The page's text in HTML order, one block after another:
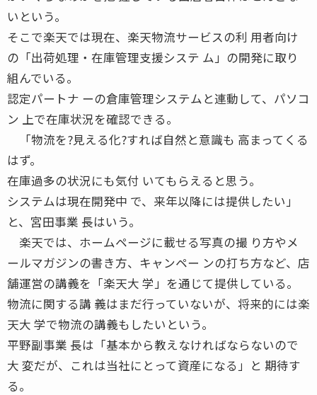
いという。
そこで楽天では現在、楽天物流サービスの利 用者向け
の「出荷処理・在庫管理支援システ ム」の開発に取り
組んでいる。
認定パートナ ーの倉庫管理システムと連動して、パソコ
ン 上で在庫状況を確認できる。
「物流を?見える化?すれば自然と意識も 高まってくる
はず。
在庫過多の状況にも気付 いてもらえると思う。
システムは現在開発中 で、来年以降には提供したい」
と、宮田事業 長はいう。
楽天では、ホームページに載せる写真の撮 り方やメ
ールマガジンの書き方、キャンペー ンの打ち方など、店
舗運営の講義を「楽天大 学」を通じて提供している。
物流に関する講 義はまだ行っていないが、将来的には楽
天大 学で物流の講義もしたいという。
平野副事業 長は「基本から教えなければならないので
大 変だが、これは当社にとって資産になる」と 期待す
る。